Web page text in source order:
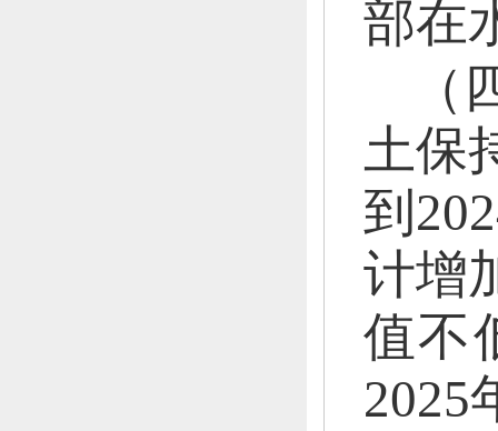
部在
（
土保
到
计增
值不
2025